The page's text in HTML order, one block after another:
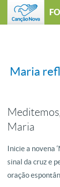
Maria
Maria
Inicie a novena
sinal da cruz e
oração